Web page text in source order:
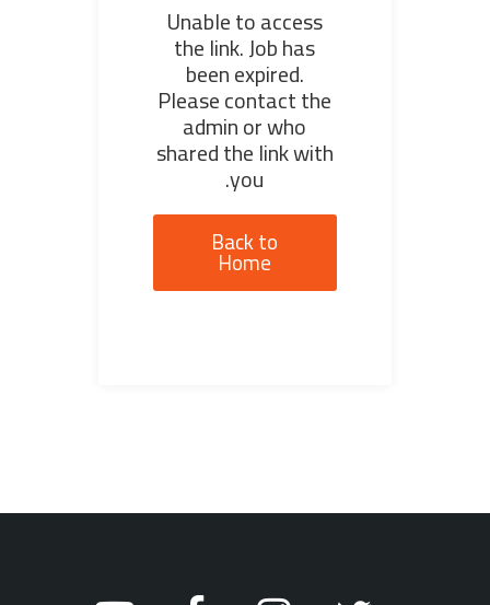
Unable to access
the link. Job has
been expired.
Please contact the
admin or who
shared the link with
you.
Back to
Home